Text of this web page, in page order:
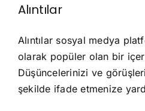
Alıntılar
Alıntılar sosyal medya
olarak popüler olan bir
Düşüncelerinizi ve
şekilde ifade etmenize